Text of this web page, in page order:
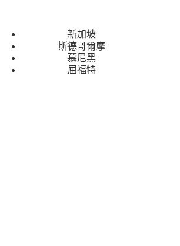
新加坡
斯德哥爾摩
慕尼黑
屈福特